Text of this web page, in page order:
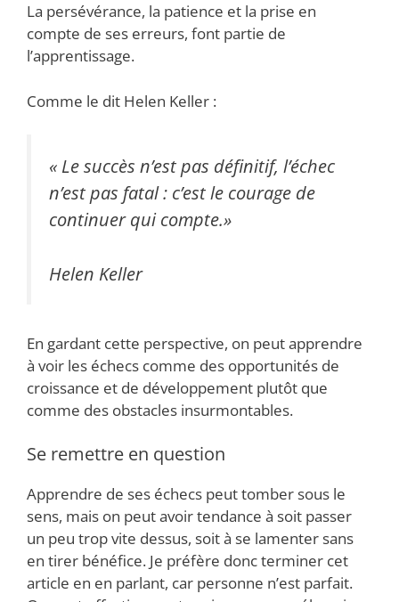
La persévérance, la patience et la prise en
compte de ses erreurs, font partie de
l’apprentissage.
Comme le dit Helen Keller :
« Le succès n’est pas définitif, l’échec
n’est pas fatal : c’est le courage de
continuer qui compte.»
Helen Keller
En gardant cette perspective, on peut apprendre
à voir les échecs comme des opportunités de
croissance et de développement plutôt que
comme des obstacles insurmontables.
Se remettre en question
Apprendre de ses échecs peut tomber sous le
sens, mais on peut avoir tendance à soit passer
un peu trop vite dessus, soit à se lamenter sans
en tirer bénéfice. Je préfère donc terminer cet
article en en parlant, car personne n’est parfait.